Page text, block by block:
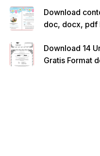
Download
doc, docx, pdf
Download 14
Gratis Format